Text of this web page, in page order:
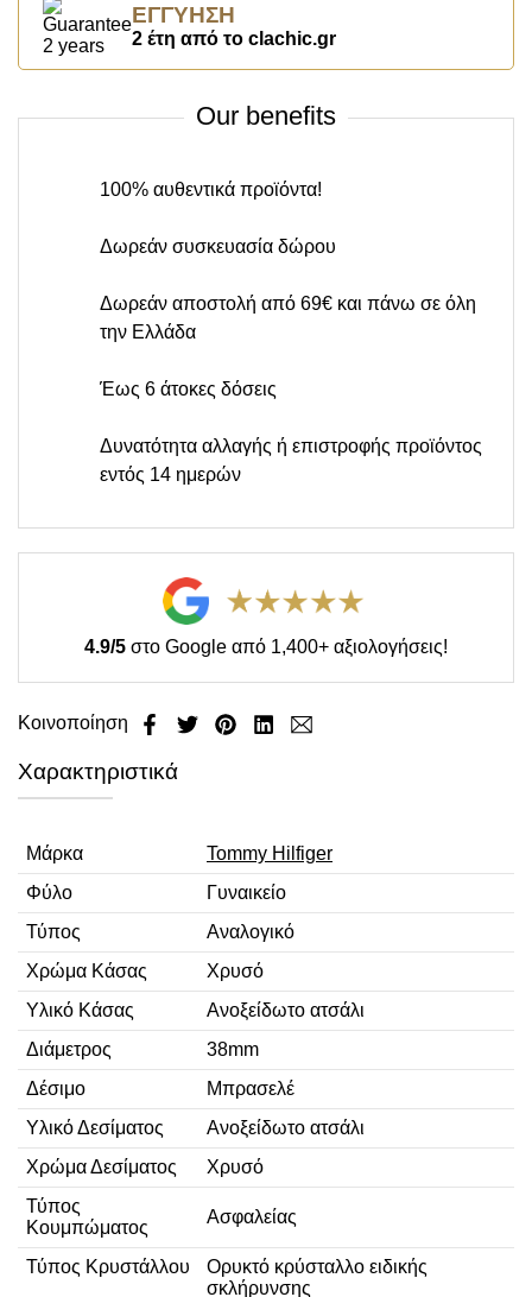
ΕΓΓΎΗΣΗ
2 έτη από το clachic.gr
Our benefits
100% αυθεντικά προϊόντα!
Δωρεάν συσκευασία δώρου
Δωρεάν αποστολή από 69€ και πάνω σε όλη
την Ελλάδα
Έως 6 άτοκες δόσεις
Δυνατότητα αλλαγής ή επιστροφής προϊόντος
εντός 14 ημερών
4.9/5 στο Google από 1,400+ αξιολογήσεις!
Κοινοποίηση
Χαρακτηριστικά
Μάρκα
Tommy Hilfiger
Φύλο
Γυναικείο
Τύπος
Αναλογικό
Χρώμα Κάσας
Χρυσό
Υλικό Κάσας
Ανοξείδωτο ατσάλι
Διάμετρος
38mm
Δέσιμο
Μπρασελέ
Υλικό Δεσίματος
Ανοξείδωτο ατσάλι
Χρώμα Δεσίματος
Χρυσό
Τύπος
Κουμπώματος
Ασφαλείας
Τύπος Κρυστάλλου
Ορυκτό κρύσταλλο ειδικής
σκλήρυνσης